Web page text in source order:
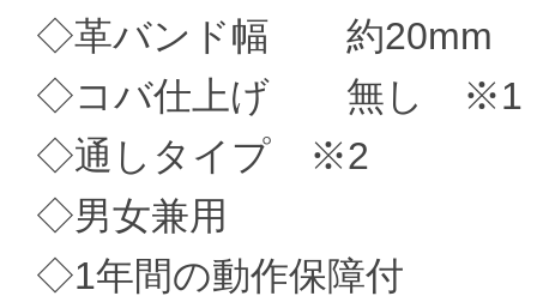
◇革バンド幅 約20mm
◇コバ仕上げ 無し ※1
◇通しタイプ ※2
◇男女兼用
◇1年間の動作保障付